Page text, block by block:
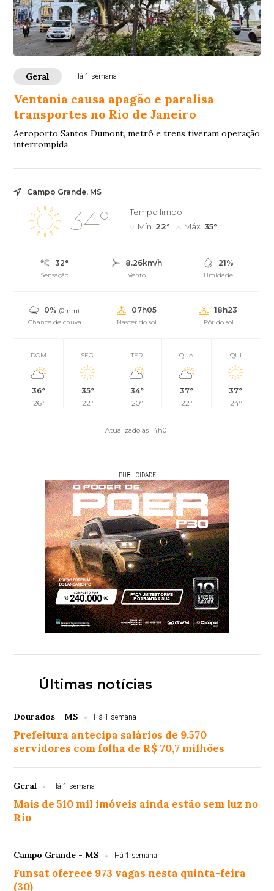
Geral Há 1 semana
Ventania causa apagão e paralisa
transportes no Rio de Janeiro
Aeroporto Santos Dumont, metrô e trens tiveram operação
interrompida
Campo Grande, MS
34°
Tempo limpo
Mín. 22° Máx. 35°
32°
Sensação
8.26km/h
Vento
21%
Umidade
0% (0mm)
Chance de chuva
07h05
Nascer do sol
18h23
Pôr do sol
DOM
36°
26°
SEG
35°
22°
TER
34°
20°
QUA
37°
22°
QUI
37°
24°
Atualizado às 14h01
PUBLICIDADE
Últimas notícias
Dourados - MS Há 1 semana
Prefeitura antecipa salários de 9.570
servidores com folha de R$ 70,7 milhões
Geral Há 1 semana
Mais de 510 mil imóveis ainda estão sem luz no
Rio
Campo Grande - MS Há 1 semana
Funsat oferece 973 vagas nesta quinta-feira
(30)